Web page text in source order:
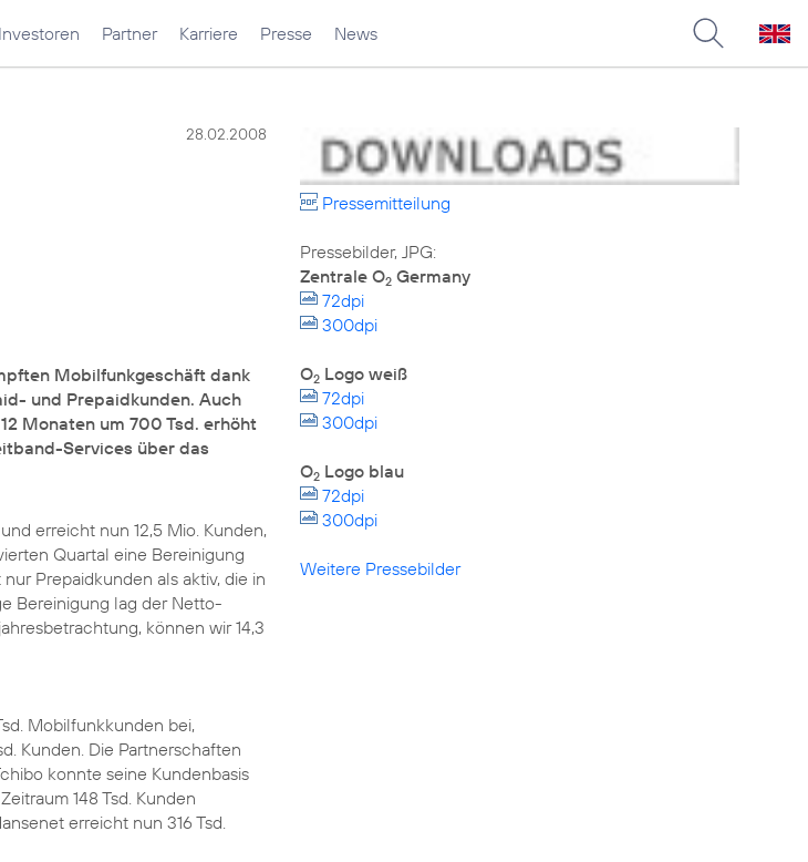
Investoren Partner Karriere Presse News
28.02.2008
Mobilfunkgeschäft dank
und Prepaidkunden. Auch
Monaten um 700 Tsd. erhöht
Services über das
erreicht nun 12,5 Mio. Kunden,
Quartal eine Bereinigung
nur Prepaidkunden als aktiv, die in
Bereinigung lag der Netto-
können wir 14,3
Mobilfunkkunden bei,
Kunden. Die Partnerschaften
konnte seine Kundenbasis
148 Tsd. Kunden
erreicht nun 316 Tsd.
Pressemitteilung
Zentrale O2 Germany
72dpi
300dpi
O2 Logo weiß
72dpi
300dpi
O2 Logo blau
72dpi
300dpi
Weitere Pressebilder